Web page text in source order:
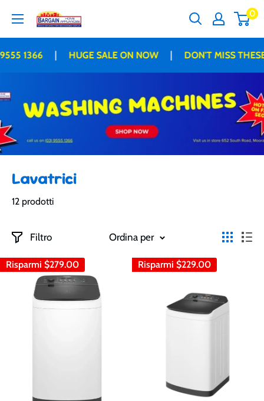
Bargain
Home
Appliances
0
1366 | HUGE SALE ON NOW | DON'T MISS THESE
Lavatrici
12 prodotti
Filtro Ordina per
Risparmi $279.00 Risparmi $229.00